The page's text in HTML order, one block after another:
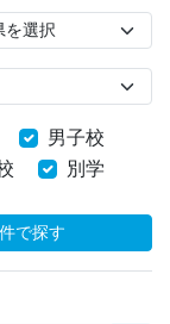
男子校
別学
で探す